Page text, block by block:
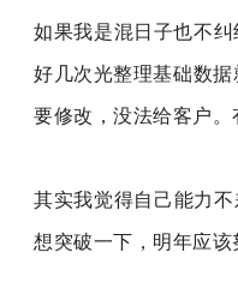
如果我是混日子也不
好几次光整理基础数
要修改，没法给客户。
其实我觉得自己能力
想突破一下，明年应该